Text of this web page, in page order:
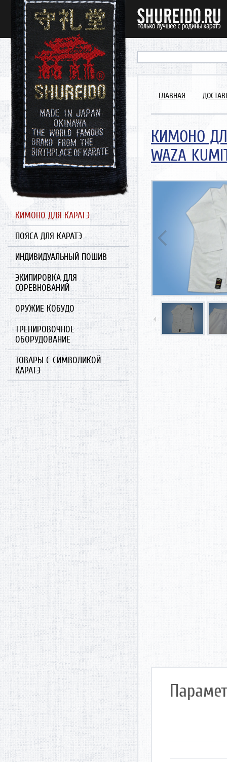
КИМОНО ДЛЯ КАРАТЭ
ПОЯСА ДЛЯ КАРАТЭ
ИНДИВИДУАЛЬНЫЙ ПОШИВ
ЭКИПИРОВКА ДЛЯ
СОРЕВНОВАНИЙ
ОРУЖИЕ КОБУДО
ТРЕНИРОВОЧНОЕ
ОБОРУДОВАНИЕ
ТОВАРЫ С СИМВОЛИКОЙ
КАРАТЭ
ГЛАВНАЯ
КИМОНО
WAZA
Could not extract width/
https://www.shureido.ru/
Traced measures: